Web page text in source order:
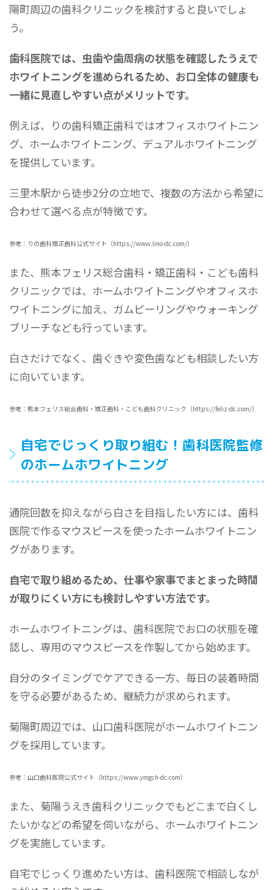
陽町周辺の歯科クリニックを検討すると良いでしょ
う。
歯科医院では、虫歯や歯周病の状態を確認したうえで
ホワイトニングを進められるため、お口全体の健康も
一緒に見直しやすい点がメリットです。
例えば、りの歯科矯正歯科ではオフィスホワイトニン
グ、ホームホワイトニング、デュアルホワイトニング
を提供しています。
三里木駅から徒歩2分の立地で、複数の方法から希望に
合わせて選べる点が特徴です。
参考：りの歯科矯正歯科公式サイト（https://www.lino-dc.com/）
また、熊本フェリス総合歯科・矯正歯科・こども歯科
クリニックでは、ホームホワイトニングやオフィスホ
ワイトニングに加え、ガムピーリングやウォーキング
ブリーチなども行っています。
白さだけでなく、歯ぐきや変色歯なども相談したい方
に向いています。
参考：熊本フェリス総合歯科・矯正歯科・こども歯科クリニック（https://feliz-dc.com/）
自宅でじっくり取り組む！歯科医院監修
のホームホワイトニング
通院回数を抑えながら白さを目指したい方には、歯科
医院で作るマウスピースを使ったホームホワイトニン
グがあります。
自宅で取り組めるため、仕事や家事でまとまった時間
が取りにくい方にも検討しやすい方法です。
ホームホワイトニングは、歯科医院でお口の状態を確
認し、専用のマウスピースを作製してから始めます。
自分のタイミングでケアできる一方、毎日の装着時間
を守る必要があるため、継続力が求められます。
菊陽町周辺では、山口歯科医院がホームホワイトニン
グを採用しています。
参考：山口歯科医院公式サイト（https://www.ymgch-dc.com）
また、菊陽うえき歯科クリニックでもどこまで白くし
たいかなどの希望を伺いながら、ホームホワイトニン
グを実施しています。
自宅でじっくり進めたい方は、歯科医院で相談しなが